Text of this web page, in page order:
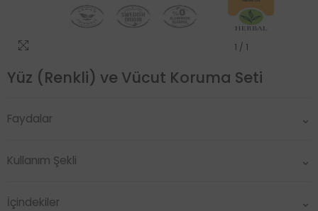
1 / 1
Yüz (Renkli) ve Vücut Koruma Seti
Faydalar
Kullanım Şekli
İçindekiler